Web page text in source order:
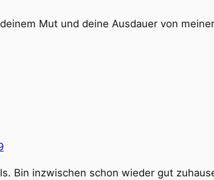
Mut und deine Ausdauer von
Bin inzwischen schon wieder gut